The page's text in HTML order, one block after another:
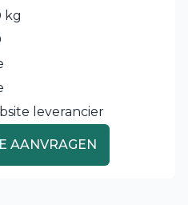
kg
leverancier
AANVRAGEN